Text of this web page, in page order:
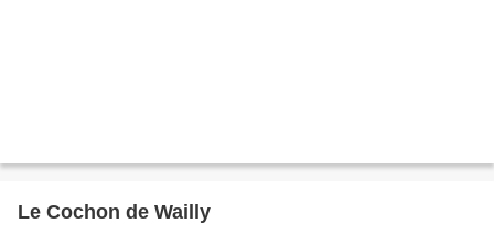
Le Cochon de Wailly